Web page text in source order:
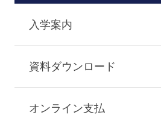
入学案内
資料ダウンロード
オンライン支払